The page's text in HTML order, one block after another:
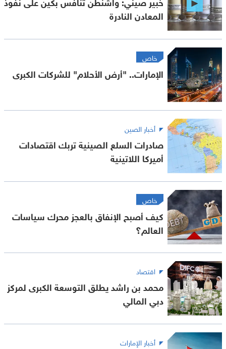
المعادن النادرة
خاص
الإمارات.. "أرض الأحلام" للشركات الكبرى
أخبار الصين
صادرات السلع الصينية تربك اقتصادات
أميركا اللاتينية
خاص
كيف أصبح الإنفاق بالعجز محرك سياسات
العالم؟
اقتصاد
محمد بن راشد يطلق التوسعة الكبرى لمركز
دبي المالي
أخبار الإمارات